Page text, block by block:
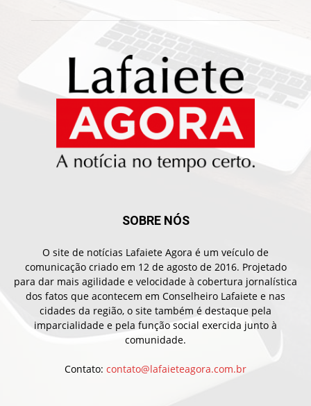
SOBRE NÓS
O site de notícias Lafaiete Agora é um veículo de
comunicação criado em 12 de agosto de 2016. Projetado
para dar mais agilidade e velocidade à cobertura jornalística
dos fatos que acontecem em Conselheiro Lafaiete e nas
cidades da região, o site também é destaque pela
imparcialidade e pela função social exercida junto à
comunidade.
Contato: contato@lafaieteagora.com.br